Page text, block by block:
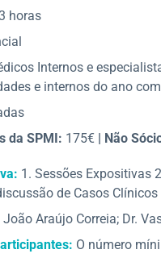
horas
Internos e
e internos do ano
da SPMI: 175€ Não
1. Sessões Expositivas
de Casos Clínicos
João Araújo Correia; Dr.
O número